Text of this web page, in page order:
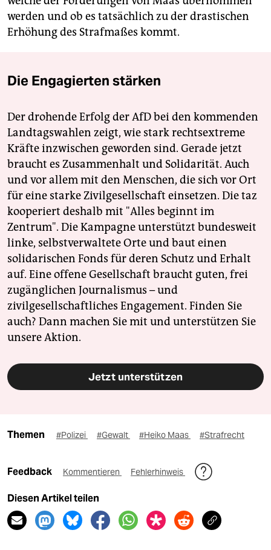
werden und ob es tatsächlich zu der drastischen
Erhöhung des Strafmaßes kommt.
Die Engagierten stärken
Der drohende Erfolg der AfD bei den kommenden
Landtagswahlen zeigt, wie stark rechtsextreme
Kräfte inzwischen geworden sind. Gerade jetzt
braucht es Zusammenhalt und Solidarität. Auch
und vor allem mit den Menschen, die sich vor Ort
für eine starke Zivilgesellschaft einsetzen. Die taz
kooperiert deshalb mit "Alles beginnt im
Zentrum". Die Kampagne unterstützt bundesweit
linke, selbstverwaltete Orte und baut einen
solidarischen Fonds für deren Schutz und Erhalt
auf. Eine offene Gesellschaft braucht guten, frei
zugänglichen Journalismus – und
zivilgesellschaftliches Engagement. Finden Sie
auch? Dann machen Sie mit und unterstützen Sie
unsere Aktion.
Jetzt unterstützen
Themen #Polizei #Gewalt #Heiko Maas #Strafrecht
Feedback Kommentieren Fehlerhinweis
Diesen Artikel teilen